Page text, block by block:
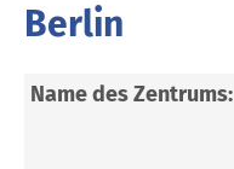
Berlin
Name des Zentrums: